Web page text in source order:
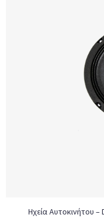
Ηχεία Αυτοκινήτου –